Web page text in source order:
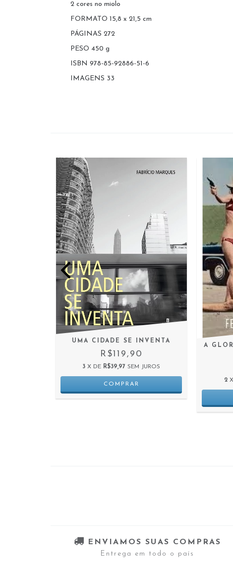
2 cores no miolo
FORMATO 15,8 x 21,5 cm
PÁGINAS 272
PESO 450 g
ISBN 978-85-92886-51-6
IMAGENS 33
UMA CIDADE SE INVENTA
R$119,90
3 X DE R$39,97 SEM JUROS
A
2
ENVIAMOS SUAS COMPRAS
Entrega em todo o país